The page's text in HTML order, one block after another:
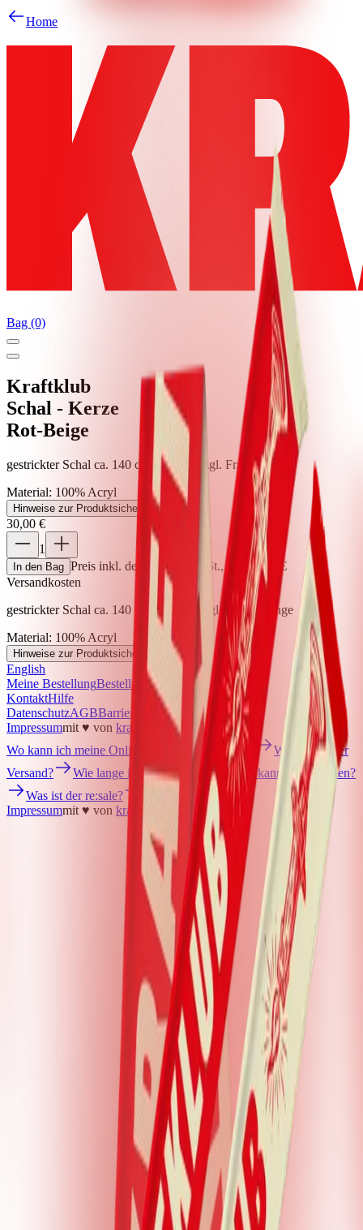
Home
Bag (0)
Kraftklub
Schal - Kerze
Rot-Beige
gestrickter Schal ca. 140 cm x 16 cm zzgl. Fransenlänge
Material: 100% Acryl
Hinweise zur Produktsicherheit+
30,00 €
1
In den Bag Preis inkl. der gesetzl. MwSt., zzgl. 5,99 €
Versandkosten
gestrickter Schal ca. 140 cm x 16 cm zzgl. Fransenlänge
Material: 100% Acryl
Hinweise zur Produktsicherheit
English
Meine BestellungBestellung widerrufen
KontaktHilfe
DatenschutzAGBBarrierefreiheit
Impressummit ♥ von krasserstoff.com
Wo kann ich meine Onlinetickets herunterladen?
Was kostet der
Versand?
Wie lange ist die Lieferzeit?
Wie kann ich bezahlen?
Was ist der re:sale?
Impressummit ♥ von krasserstoff.com